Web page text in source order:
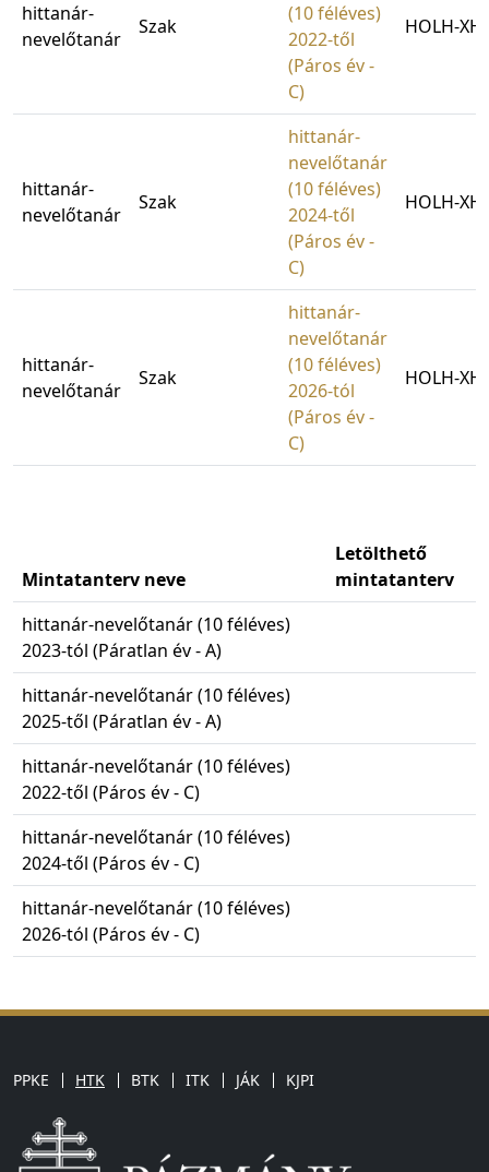
hittanár-
nevelőtanár
Szak
(10 féléves)
2022-től
(Páros év -
C)
HOLH-
hittanár-
nevelőtanár
Szak
hittanár-
nevelőtanár
(10 féléves)
2024-től
(Páros év -
C)
HOLH-
hittanár-
nevelőtanár
Szak
hittanár-
nevelőtanár
(10 féléves)
2026-tól
(Páros év -
C)
HOLH-
Mintatanterv neve
Letölthető
mintatanterv
hittanár-nevelőtanár (10 féléves)
2023-tól (Páratlan év - A)
hittanár-nevelőtanár (10 féléves)
2025-től (Páratlan év - A)
hittanár-nevelőtanár (10 féléves)
2022-től (Páros év - C)
hittanár-nevelőtanár (10 féléves)
2024-től (Páros év - C)
hittanár-nevelőtanár (10 féléves)
2026-tól (Páros év - C)
PPKE HTK BTK ITK JÁK KJPI